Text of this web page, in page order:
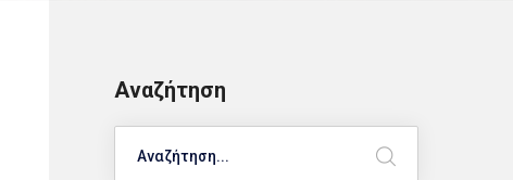
Αναζήτηση